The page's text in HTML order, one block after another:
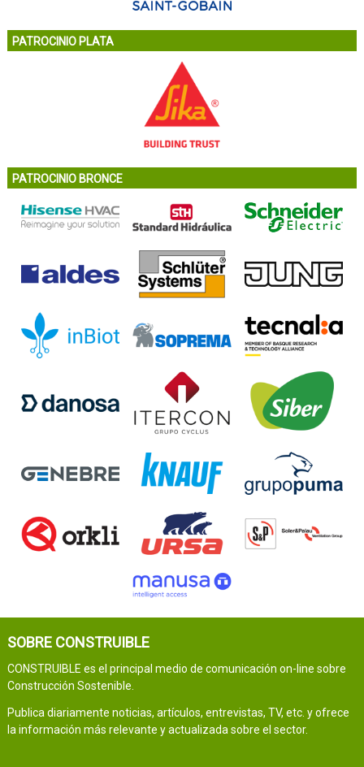
PATROCINIO PLATA
PATROCINIO BRONCE
SOBRE CONSTRUIBLE
CONSTRUIBLE es el principal medio de comunicación on-line sobre
Construcción Sostenible.
Publica diariamente noticias, artículos, entrevistas, TV, etc. y ofrece
la información más relevante y actualizada sobre el sector.